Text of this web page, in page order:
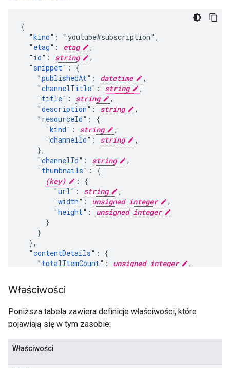
{
  "
kind": "youtube#subscription",
  "
etag": etag
,
  "
id": string
,
  "
snippet": {
    "
publishedAt": datetime
,
    "
channelTitle": string
,
    "
title": string
,
    "
description": string
,
    "
resourceId": {
      "
kind": string
,
      "
channelId": string
,
    },
    "
channelId": string
,
    "
thumbnails": {
(key)
: {
        "
url": string
,
        "
width": unsigned integer
,
        "
height": unsigned integer
      }
    }
  },
  "
contentDetails": {
    "
totalItemCount": unsigned integer
,
    "
activityType
  },
    "
title": string
,
    "
description": string
    "
thumbnails
Właściwości
Poniższa tabela zawiera definicje właściwości, które
pojawiają się w tym zasobie:
Właściwości